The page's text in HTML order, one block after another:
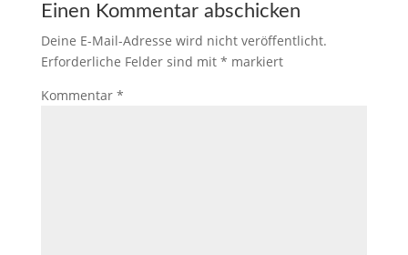
Einen Kommentar abschicken
Deine E-Mail-Adresse wird nicht veröffentlicht.
Erforderliche Felder sind mit * markiert
Kommentar *